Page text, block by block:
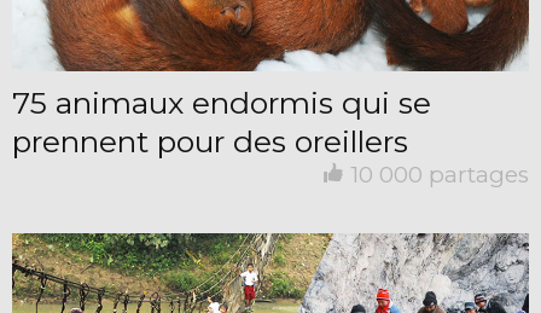
75 animaux endormis qui se
prennent pour des oreillers
10 000 partages